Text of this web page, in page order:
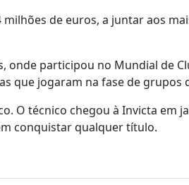
de euros, a juntar aos
onde participou no Mundial de
que jogaram na fase de grupos
O técnico chegou à Invicta em
conquistar qualquer título.